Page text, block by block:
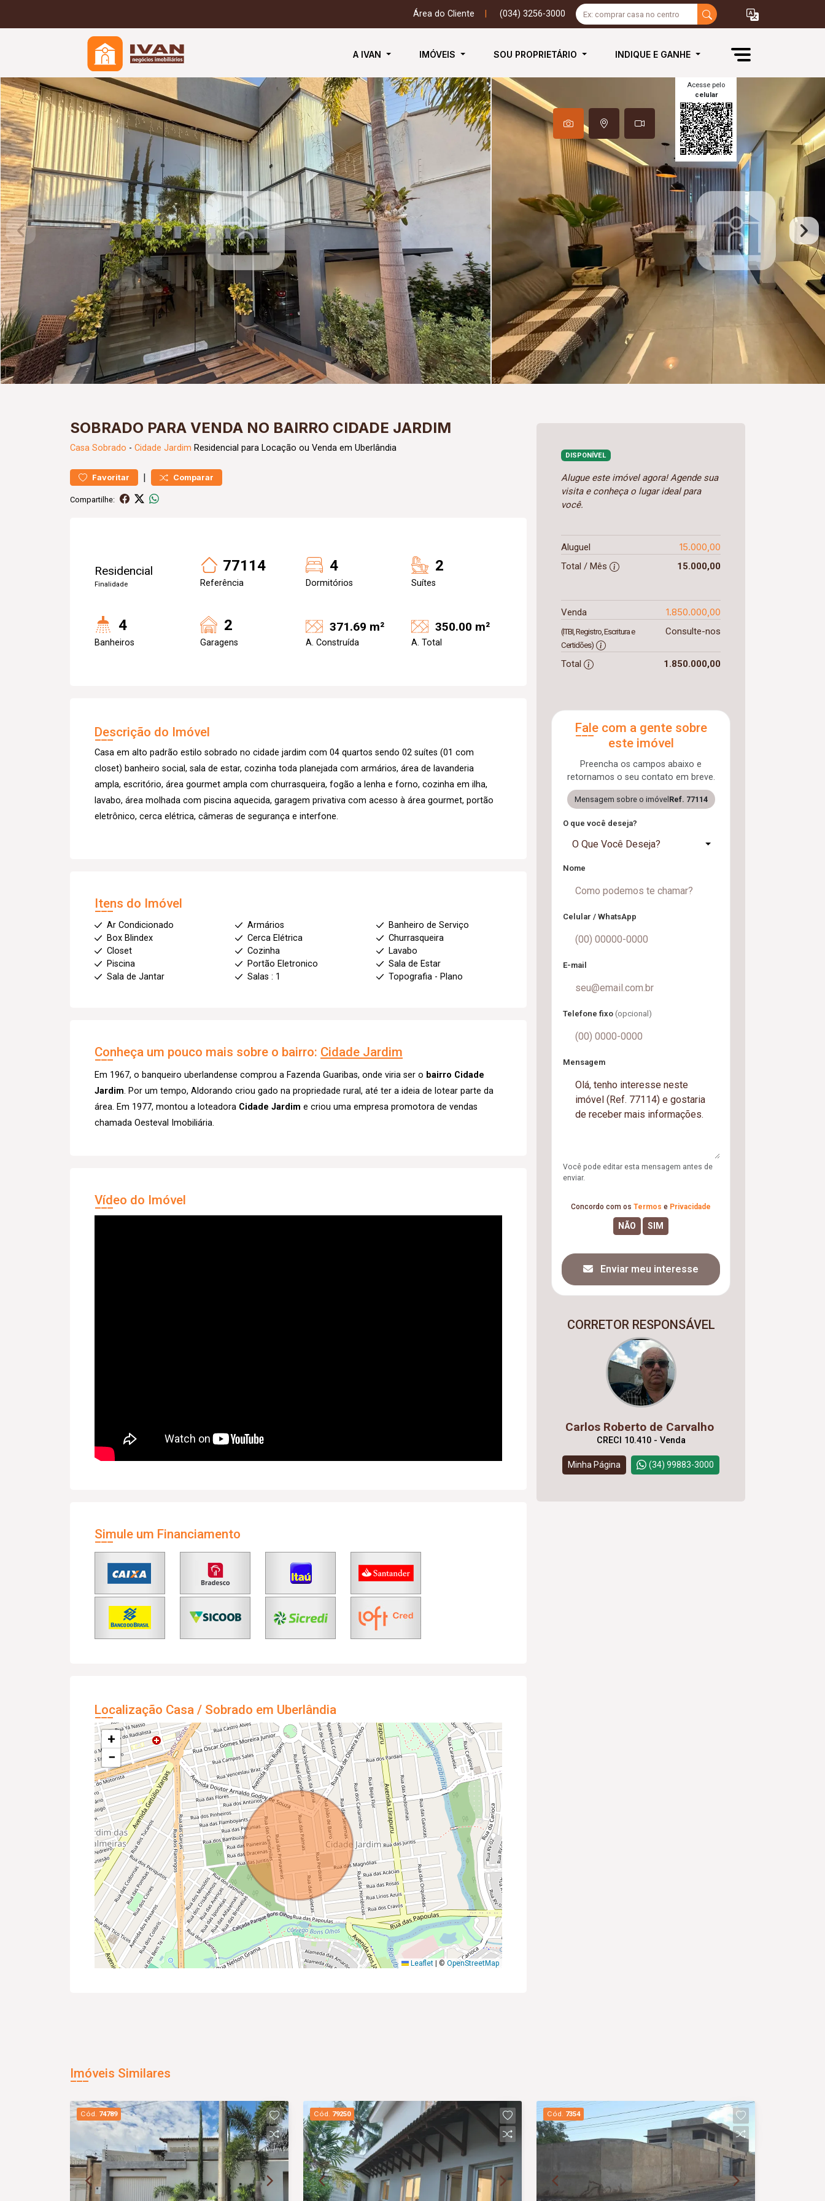
Área do Cliente (034) 3256-3000
A IVAN IMÓVEIS SOU PROPRIETÁRIO INDIQUE E GANHE
Acesse pelo
celular
SOBRADO PARA VENDA NO BAIRRO CIDADE JARDIM
Casa Sobrado - Cidade Jardim Residencial para Locação ou Venda em Uberlândia
Favoritar | Comparar
Compartilhe:
Residencial
Finalidade
77114
Referência
4
Dormitórios
2
Suítes
4
Banheiros
2
Garagens
371.69 m²
A. Construída
350.00 m²
A. Total
Descrição do Imóvel
Casa em alto padrão estilo sobrado no cidade jardim com 04 quartos sendo 02 suítes (01 com
closet) banheiro social, sala de estar, cozinha toda planejada com armários, área de lavanderia
ampla, escritório, área gourmet ampla com churrasqueira, fogão a lenha e forno, cozinha em ilha,
lavabo, área molhada com piscina aquecida, garagem privativa com acesso à área gourmet, portão
eletrônico, cerca elétrica, câmeras de segurança e interfone.
Itens do Imóvel
Ar Condicionado Armários
Banheiro de Serviço
Box Blindex
Cerca Elétrica
Churrasqueira
Closet
Cozinha
Lavabo
Piscina
Portão Eletronico
Sala de Estar
Sala de Jantar
Salas : 1 Topografia - Plano
Conheça um pouco mais sobre o bairro: Cidade Jardim
Em 1967, o banqueiro uberlandense comprou a Fazenda Guaribas, onde viria ser o bairro Cidade
Jardim. Por um tempo, Aldorando criou gado na propriedade rural, até ter a ideia de lotear parte da
área. Em 1977, montou a loteadora Cidade Jardim e criou uma empresa promotora de vendas
chamada Oesteval Imobiliária.
Vídeo do Imóvel
Simule um Financiamento
Localização Casa / Sobrado em Uberlândia
+
−
Leaflet © OpenStreetMap
DISPONÍVEL
Alugue este imóvel agora! Agende sua
visita e conheça o lugar ideal para
você.
Aluguel 15.000,00
Total / Mês 15.000,00
Venda 1.850.000,00
(ITBI, Registro, Escritura e
Certidões)
Consulte-nos
Total 1.850.000,00
Fale com a gente sobre
este imóvel
Preencha os campos abaixo e
retornamos o seu contato em breve.
Mensagem sobre o imóvel Ref. 77114
O que você deseja?
O Que Você Deseja?
Nome
Celular / WhatsApp
E-mail
Telefone fixo (opcional)
Mensagem
Você pode editar esta mensagem antes de
enviar.
Concordo com os Termos e Privacidade
Enviar meu interesse
CORRETOR RESPONSÁVEL
Carlos Roberto de Carvalho
CRECI 10.410 - Venda
Minha Página (34) 99883-3000
Imóveis Similares
Cód. 74789 Cód. 79250 Cód. 7354